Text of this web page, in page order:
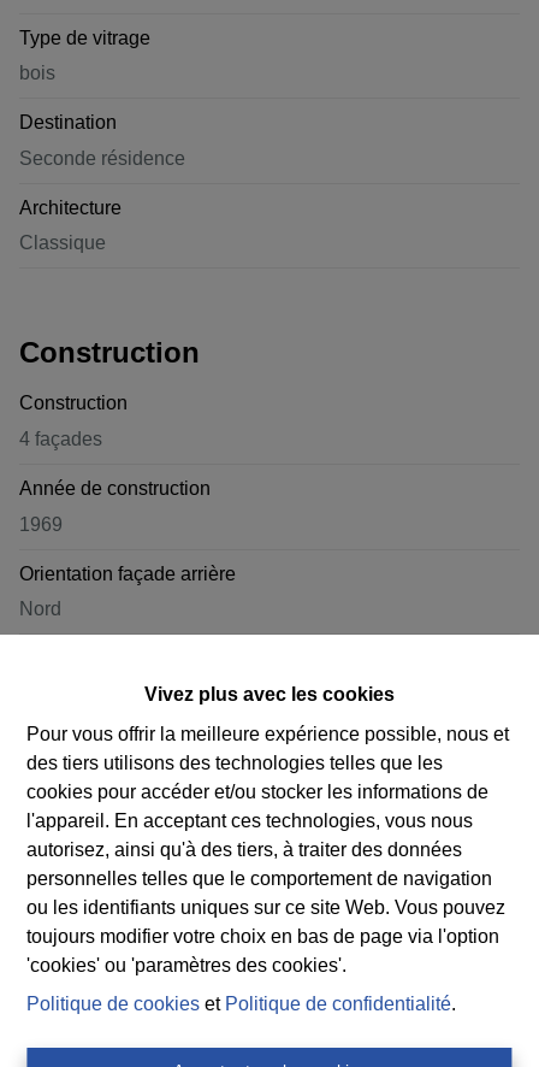
Vivez plus avec les cookies
Pour vous offrir la meilleure expérience possible, nous et
des tiers utilisons des technologies telles que les
cookies pour accéder et/ou stocker les informations de
l'appareil. En acceptant ces technologies, vous nous
autorisez, ainsi qu'à des tiers, à traiter des données
personnelles telles que le comportement de navigation
ou les identifiants uniques sur ce site Web. Vous pouvez
toujours modifier votre choix en bas de page via l'option
'cookies' ou 'paramètres des cookies'.
Politique de cookies et Politique de confidentialité.
Type de vitrage
bois
Destination
Seconde résidence
Architecture
Classique
Construction
Construction
4 façades
Année de construction
1969
Orientation façade arrière
Nord
Matériau du toit
ARDOISES
Condition Toit
Documents